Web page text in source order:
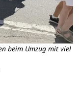
beim Umzug mit viel